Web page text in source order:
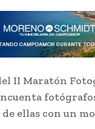
II Maratón
ellas con un